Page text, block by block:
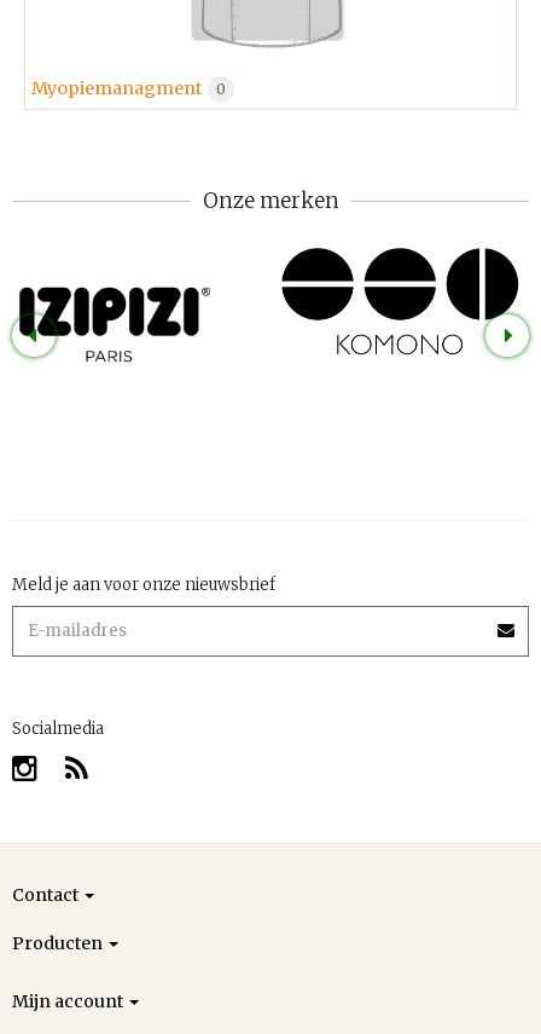
Myopiemanagment 0
Onze merken
Meld je aan voor onze nieuwsbrief
Socialmedia
Contact
Producten
Mijn account